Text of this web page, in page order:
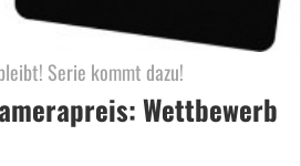
Serie kommt dazu!
Wettbewerb